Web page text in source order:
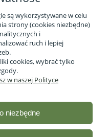
firmie
są wykorzystywane w celu
strony (cookies niezbędne)
i
ruch i lepiej
cookies, wybrać tylko
w naszej Polityce
niezbędne